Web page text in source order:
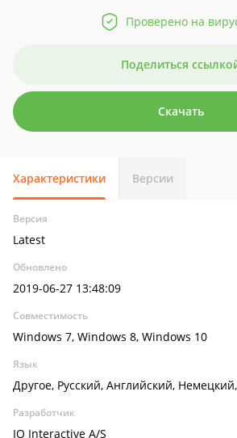
Проверено на
Поделиться
Скачать
Характеристики Версии
Версия
Latest
Обновлено
2019-06-27 13:48:09
Совместимость
Windows 7, Windows 8, Windows 10
Язык
Другое, Русский, Английский,
Разработчик
IO Interactive A/S